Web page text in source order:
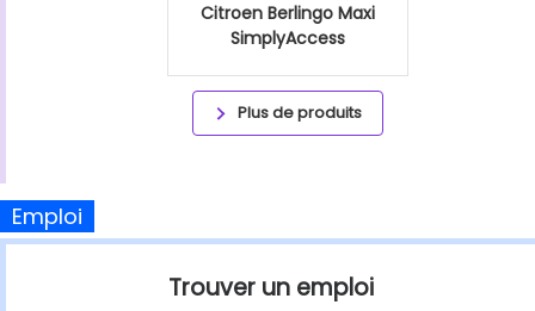
Citroen Berlingo Maxi
SimplyAccess
Plus de produits
Emploi
Trouver un emploi